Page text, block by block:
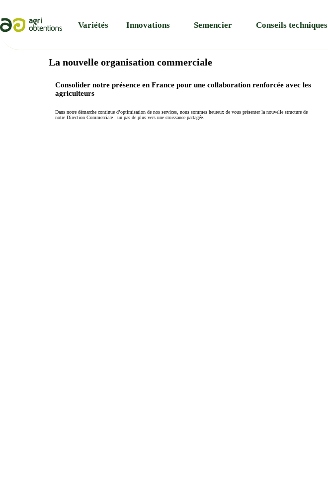
Variétés Innovations Semencier Conseils techniques
La nouvelle organisation commerciale
Consolider notre présence en France pour une collaboration renforcée avec les
agriculteurs
Dans notre démarche continue d’optimisation de nos services, nous sommes heureux de vous présenter la nouvelle structure de
notre Direction Commerciale : un pas de plus vers une croissance partagée.